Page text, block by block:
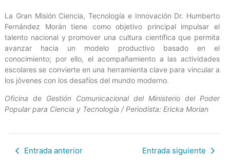
La Gran Misión Ciencia, Tecnología e Innovación Dr. Humberto
Fernández Morán tiene como objetivo principal impulsar el
talento nacional y promover una cultura científica que permita
avanzar hacia un modelo productivo basado en el
conocimiento; por ello, el acompañamiento a las actividades
escolares se convierte en una herramienta clave para vincular a
los jóvenes con los desafíos del mundo moderno.
Oficina de Gestión Comunicacional del Ministerio del Poder
Popular para Ciencia y Tecnología / Periodista: Ericka Morian
Entrada anterior Entrada siguiente